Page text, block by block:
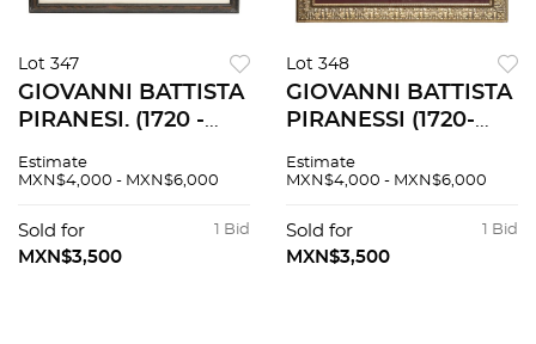
Lot 347
GIOVANNI BATTISTA
PIRANESI. (1720 -
PIAZZA DI SPAGNA.
SIGLO XX. Grabado
49 x 69 cm.
Estimate
MXN$4,000 - MXN$6,000
1 Bid
Sold for
MXN$3,500
Lot 348
GIOVANNI BATTISTA
PIRANESSI (1720-
NELLA VIA DEL
PALAZZO
ACCADEMIA
Estimate
MXN$4,000 - MXN$6,000
1 Bid
Sold for
MXN$3,500